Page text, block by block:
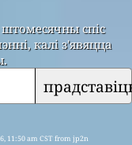
спіс
калі з'явяцца
11:50 am CST from jp2n